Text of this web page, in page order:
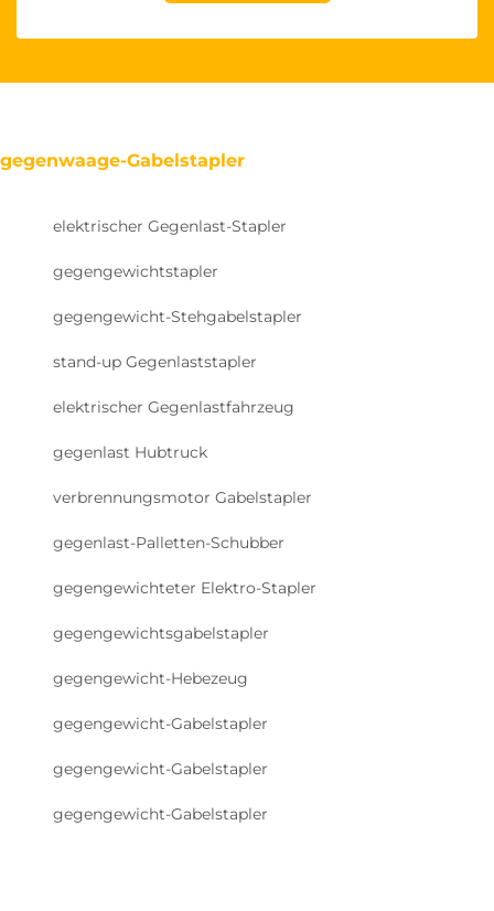
gegenwaage-Gabelstapler
elektrischer Gegenlast-Stapler
gegengewichtstapler
gegengewicht-Stehgabelstapler
stand-up Gegenlaststapler
elektrischer Gegenlastfahrzeug
gegenlast Hubtruck
verbrennungsmotor Gabelstapler
gegenlast-Palletten-Schubber
gegengewichteter Elektro-Stapler
gegengewichtsgabelstapler
gegengewicht-Hebezeug
gegengewicht-Gabelstapler
gegengewicht-Gabelstapler
gegengewicht-Gabelstapler